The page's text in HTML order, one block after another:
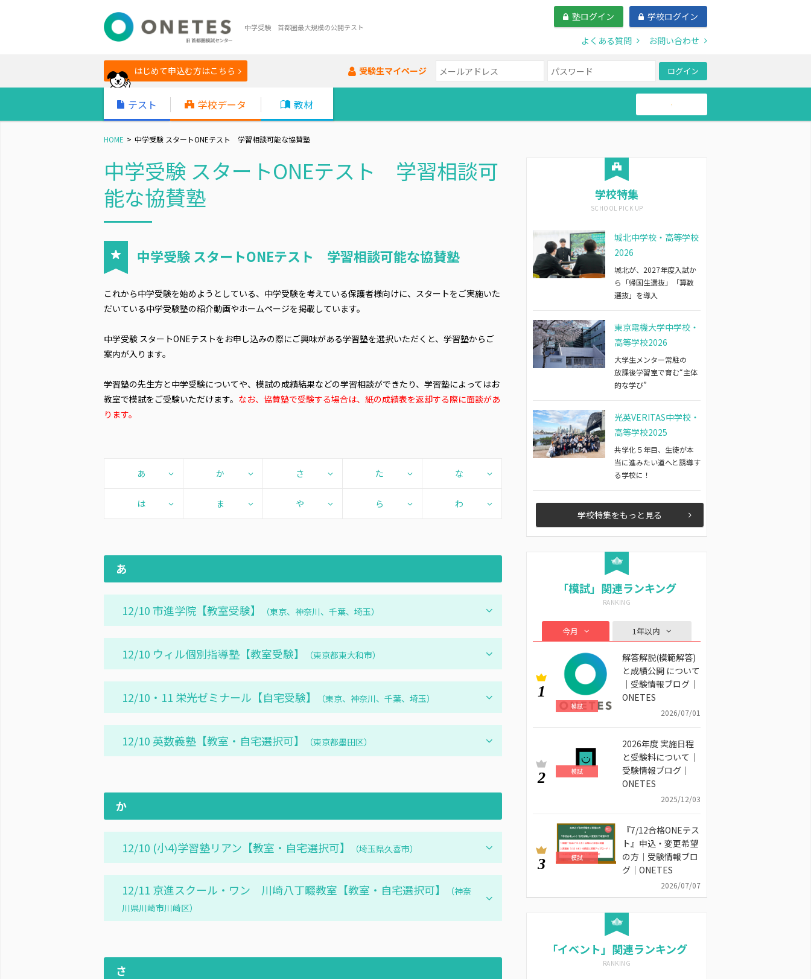
中学受験 首都圏最大規模の公開テスト
塾ログイン
学校ログイン
よくある質問
お問い合わせ
はじめて申込む方はこちら 受験生マイページ ログイン
テスト 学校データ 教材 帰国生
HOME 中学受験 スタートONEテスト 学習相談可能な協賛塾
中学受験 スタートONEテスト 学習相談可
能な協賛塾
中学受験 スタートONEテスト 学習相談可能な協賛塾
これから中学受験を始めようとしている、中学受験を考えている保護者様向けに、スタートをご実施いた
だいている中学受験塾の紹介動画やホームページを掲載しています。
中学受験 スタートONEテストをお申し込みの際にご興味がある学習塾を選択いただくと、学習塾からご
案内が入ります。
学習塾の先生方と中学受験についてや、模試の成績結果などの学習相談ができたり、学習塾によってはお
教室で模試をご受験いただけます。 なお、協賛塾で受験する場合は、紙の成績表を返却する際に面談があ
ります。
あ か さ た な
は ま や ら わ
あ
12/10 市進学院【教室受験】 （東京、神奈川、千葉、埼玉）
12/10 ウィル個別指導塾【教室受験】 （東京都東大和市）
12/10・11 栄光ゼミナール【自宅受験】 （東京、神奈川、千葉、埼玉）
12/10 英数義塾【教室・自宅選択可】 （東京都墨田区）
か
12/10 (小4)学習塾リアン【教室・自宅選択可】 （埼玉県久喜市）
12/11 京進スクール・ワン 川崎八丁畷教室【教室・自宅選択可】
（神奈
川県川崎市川崎区）
さ
学校特集
城北中学校・高等学校
2026
城北が、2027年度入試か
ら「帰国生選抜」「算数
選抜」を導入
東京電機大学中学校・
高等学校2026
大学生メンター常駐の
放課後学習室で育む“主体
的な学び”
光英VERITAS中学校・
高等学校2025
共学化５年目、生徒が本
当に進みたい道へと誘導す
る学校に！
学校特集をもっと見る
「模試」関連ランキング
今月 1年以内
1
模試
解答解説(模範解答)
と成績公開 について
｜受験情報ブログ｜
ONETES
2026/07/01
2 模試
2026年度 実施日程
と受験料について｜
受験情報ブログ｜
ONETES
2025/12/03
3 模試
『7/12合格ONEテス
ト』申込・変更希望
の方｜受験情報ブロ
グ｜ONETES
2026/07/07
「イベント」関連ランキング